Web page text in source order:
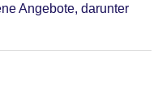
Angebote, darunter